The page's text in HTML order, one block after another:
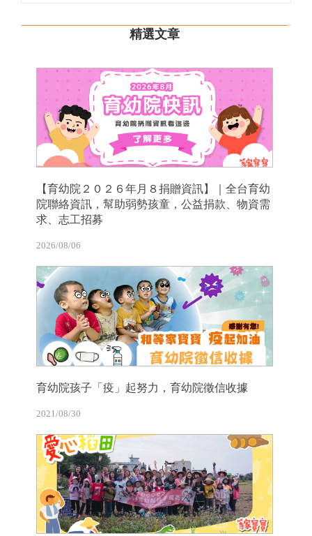
精選文章
【育幼院２０２６年月８捐贈資訊】｜全台育幼
院聯絡資訊，幫助弱勢孩童，公益捐款、物資需
求、志工招募
2026/08/06
育幼院孩子「疫」起努力，育幼院徵信收據
2021/08/30